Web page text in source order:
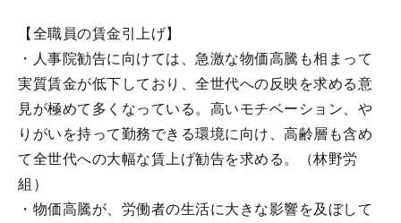
【全職員の賃金引上げ】
・人事院勧告に向けては、急激な物価高騰も相まって
実質賃金が低下しており、全世代への反映を求める意
見が極めて多くなっている。高いモチベーション、や
りがいを持って勤務できる環境に向け、高齢層も含め
て全世代への大幅な賃上げ勧告を求める。（林野労
組）
・物価高騰が、労働者の生活に大きな影響を及ぼして